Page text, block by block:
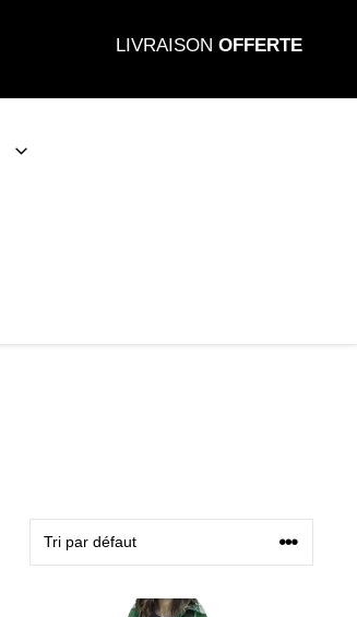
LIVRAISON OFFERTE